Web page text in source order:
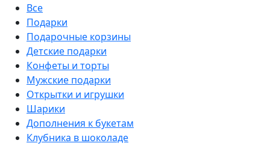
Все
Подарки
Подарочные корзины
Детские подарки
Конфеты и торты
Мужские подарки
Открытки и игрушки
Шарики
Дополнения к букетам
Клубника в шоколаде